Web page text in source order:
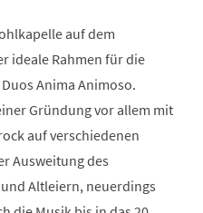
auf dem
ideale Rahmen für die
Anima Animoso.
Gründung vor allem mit
auf verschiedenen
Ausweitung des
Altleiern, neuerdings